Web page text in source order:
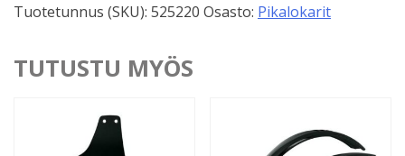
XL,
SKS
Shock
Tuotetunnus (SKU): 525220 Osasto: Pikalokarit
TUTUSTU MYÖS